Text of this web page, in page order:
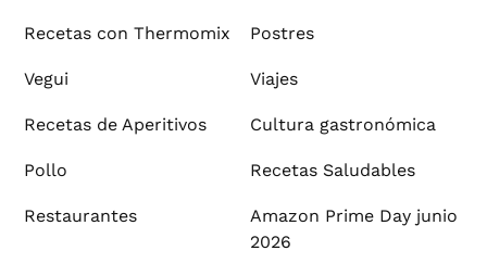
Recetas con Thermomix Postres
Vegui Viajes
Recetas de Aperitivos Cultura gastronómica
Pollo Recetas Saludables
Restaurantes
Amazon Prime Day junio
2026